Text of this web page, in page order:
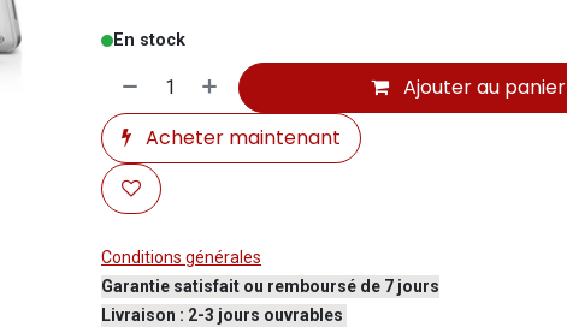
En stock
Ajouter au panier
Acheter maintenant
Conditions générales
Garantie satisfait ou remboursé de 7 jours
Livraison : 2-3 jours ouvrables